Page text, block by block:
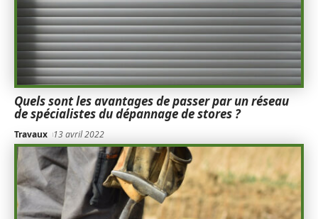
Quels sont les avantages de passer par un réseau
de spécialistes du dépannage de stores ?
Travaux 13 avril 2022